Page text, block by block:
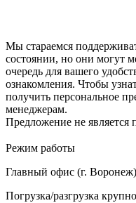
Мы стараемся
состоянии, но они могут
очередь для вашего
ознакомления. Чтобы
получить персональное
менеджерам.
Предложение не
Режим работы
Главный офис (г.
Погрузка/разгрузка